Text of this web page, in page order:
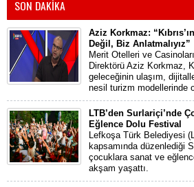
SON DAKİKA
Aziz Korkmaz:
Değil, Biz Anlatmalıyız”
Merit Otelleri ve
Direktörü Aziz Korkmaz,
geleceğinin ulaşım,
nesil turizm modellerinde
LTB’den Surlariçi’nde
Eğlence Dolu Festival
Lefkoşa Türk Belediyesi
kapsamında düzenlediği
çocuklara sanat ve
akşam yaşattı.